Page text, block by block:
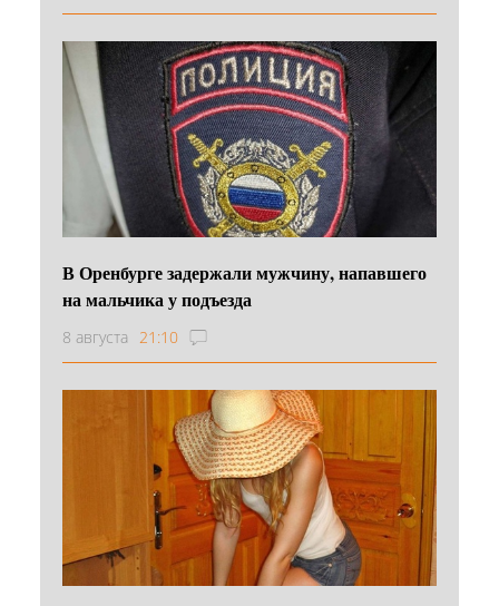
В Оренбурге задержали мужчину, напавшего
на мальчика у подъезда
8 августа 21:10